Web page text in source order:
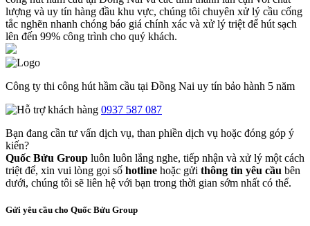
lượng và uy tín hàng đầu khu vực, chúng tôi chuyên xử lý cầu cống
tắc nghẽn nhanh chóng báo giá chính xác và xử lý triệt để hút sạch
lên đến 99% công trình cho quý khách.
Công ty thi công hút hầm cầu tại Đồng Nai uy tín bảo hành 5 năm
0937 587 087
Bạn đang cần tư vấn dịch vụ, than phiền dịch vụ hoặc đóng góp ý
kiến?
Quốc Bửu Group luôn luôn lắng nghe, tiếp nhận và xử lý một cách
triệt để, xin vui lòng gọi số hotline hoặc gửi thông tin yêu cầu bên
dưới, chúng tôi sẽ liên hệ với bạn trong thời gian sớm nhất có thể.
Gửi yêu cầu cho Quốc Bửu Group